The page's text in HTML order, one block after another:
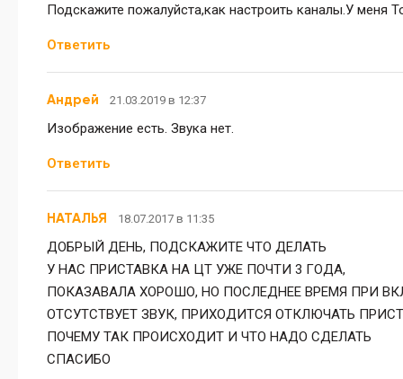
Подскажите пожалуйста,как настроить каналы.У меня
Ответить
Андрей 21.03.2019 в 12:37
Изображение есть. Звука нет.
Ответить
НАТАЛЬЯ 18.07.2017 в 11:35
ДОБРЫЙ ДЕНЬ, ПОДСКАЖИТЕ ЧТО ДЕЛАТЬ
У НАС ПРИСТАВКА НА ЦТ УЖЕ ПОЧТИ 3 ГОДА,
ПОКАЗАВАЛА ХОРОШО, НО ПОСЛЕДНЕЕ ВРЕМЯ ПРИ
ОТСУТСТВУЕТ ЗВУК, ПРИХОДИТСЯ ОТКЛЮЧАТЬ
ПОЧЕМУ ТАК ПРОИСХОДИТ И ЧТО НАДО СДЕЛАТЬ
СПАСИБО